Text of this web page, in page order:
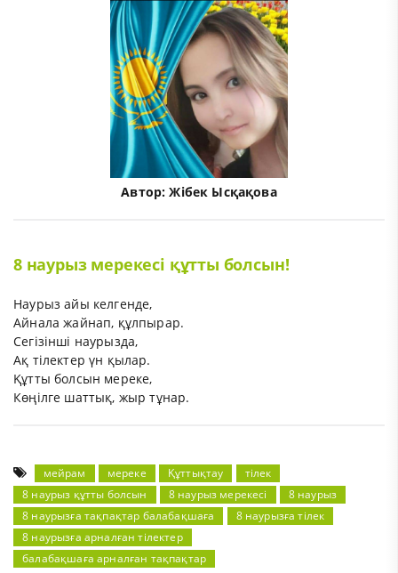
Автор:Жібек Ысқақова
8 наурыз мерекесі құтты болсын!
Наурыз айы келгенде,
Айнала жайнап, құлпырар.
Сегізінші наурызда,
Ақ тілектер үн қылар.
Құтты болсын мереке,
Көңілге шаттық, жыр тұнар.
мейрам мереке Құттықтау
тілек
8 наурыз құтты болсын
8 наурыз мерекесі
8 наурыз
8 наурызға тақпақтар балабақшаға
8 наурызға тілек
8 наурызға арналған тілектер
балабақшаға арналған тақпақтар